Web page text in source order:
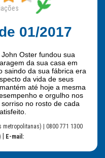
01/2017
Oster fundou sua
da sua casa em
saindo da sua fábrica era
da vida de seus
até hoje a mesma
e orgulho nos
no rosto de cada
metropolitanas) | 0800 771 1300
E-mail: